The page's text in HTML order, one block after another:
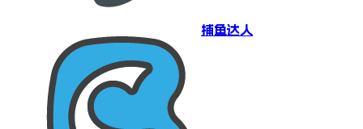
捕鱼达人